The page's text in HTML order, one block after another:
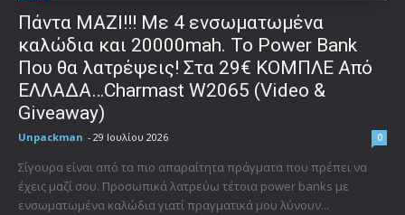
Πάντα ΜΑΖΙ!!! Με 4 ενσωματωμένα
καλώδια και 20000mah. Το Power Bank
Που θα λατρέψεις! Στα 29€ ΚΟΜΠΛΕ Από
ΕΛΛΑΔΑ…Charmast W2065 (Video &
Giveaway)
Unpackman - 29 Ιουλίου 2026 0
Σίγουρα είναι από τα πιο απαραίτητα πράγματα που πρέπει να
έχεις μαζί σου. Προσωπικά λατρεύω τέτοια power banks με
ενσωματωμένα καλώδια γιατί πραγματικά μου λύνουν...